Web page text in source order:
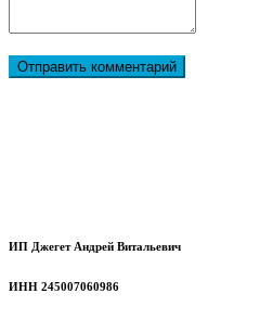
ИП Джегет Андрей Витальевич
ИНН 245007060986